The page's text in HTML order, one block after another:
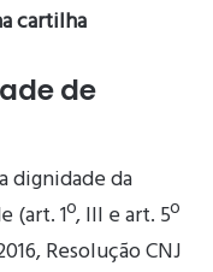
cartilha
de
dignidade da
(art. 1º, III e art. 5º
Resolução CNJ